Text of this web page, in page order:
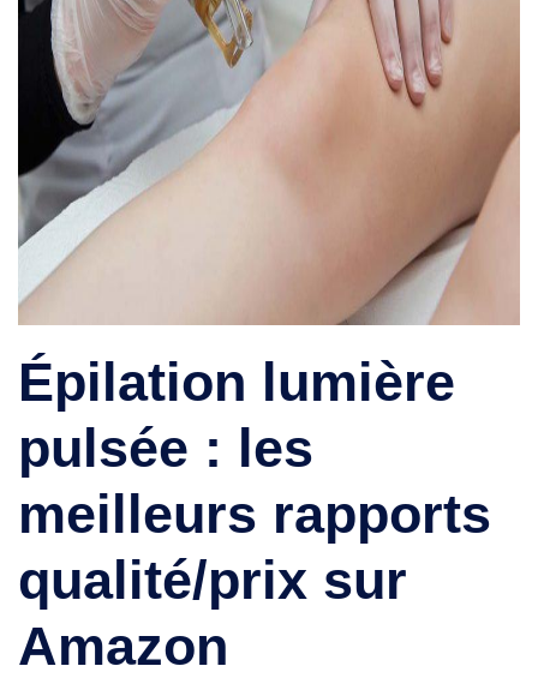
Épilation lumière
pulsée : les
meilleurs rapports
qualité/prix sur
Amazon